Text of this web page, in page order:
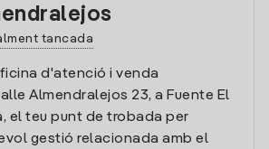
tancada
d'atenció i venda
Almendralejos 23, a Fuente El
el teu punt de trobada per
gestió relacionada amb el